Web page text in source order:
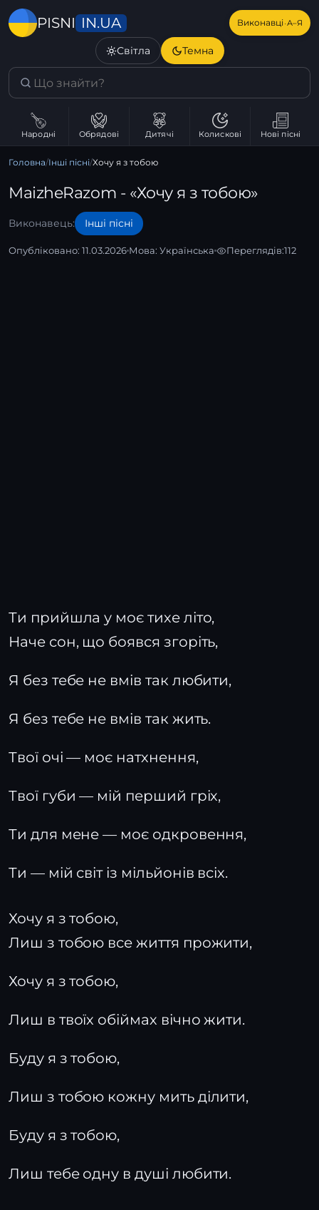
PISNI IN.UA Виконавці·А–Я
Світла Темна
Народні Обрядові Дитячі Колискові Нові пісні
Головна/Інші пісні/Хочу я з тобою
MaizheRazom - «Хочу я з тобою»
Виконавець: Інші пісні
Опубліковано: 11.03.2026 Мова: Українська Переглядів:112
Ти прийшла у моє тихе літо,
Наче сон, що боявся згоріть,
Я без тебе не вмів так любити,
Я без тебе не вмів так жить.
Твої очі — моє натхнення,
Твої губи — мій перший гріх,
Ти для мене — моє одкровення,
Ти — мій світ із мільйонів всіх.
Хочу я з тобою,
Лиш з тобою все життя прожити,
Хочу я з тобою,
Лиш в твоїх обіймах вічно жити.
Буду я з тобою,
Лиш з тобою кожну мить ділити,
Буду я з тобою,
Лиш тебе одну в душі любити.